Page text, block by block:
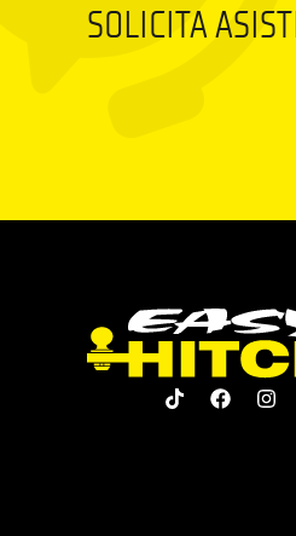
SOLICITA